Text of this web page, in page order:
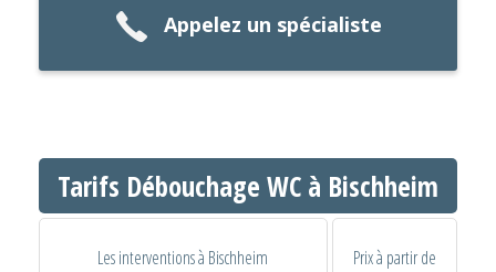
Appelez un spécialiste
Tarifs Débouchage WC à Bischheim
Les interventions à Bischheim Prix à partir de